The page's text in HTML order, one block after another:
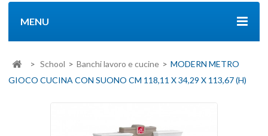
MENU
> School > Banchi lavoro e cucine > MODERN METRO
GIOCO CUCINA CON SUONO CM 118,11 X 34,29 X 113,67 (H)